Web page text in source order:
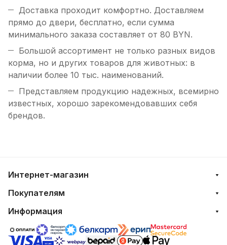
Доставка проходит комфортно. Доставляем
прямо до двери, бесплатно, если сумма
минимального заказа составляет от 80 BYN.
Большой ассортимент не только разных видов
корма, но и других товаров для животных: в
наличии более 10 тыс. наименований.
Представляем продукцию надежных, всемирно
известных, хорошо зарекомендовавших себя
брендов.
Интернет-магазин
Покупателям
Информация